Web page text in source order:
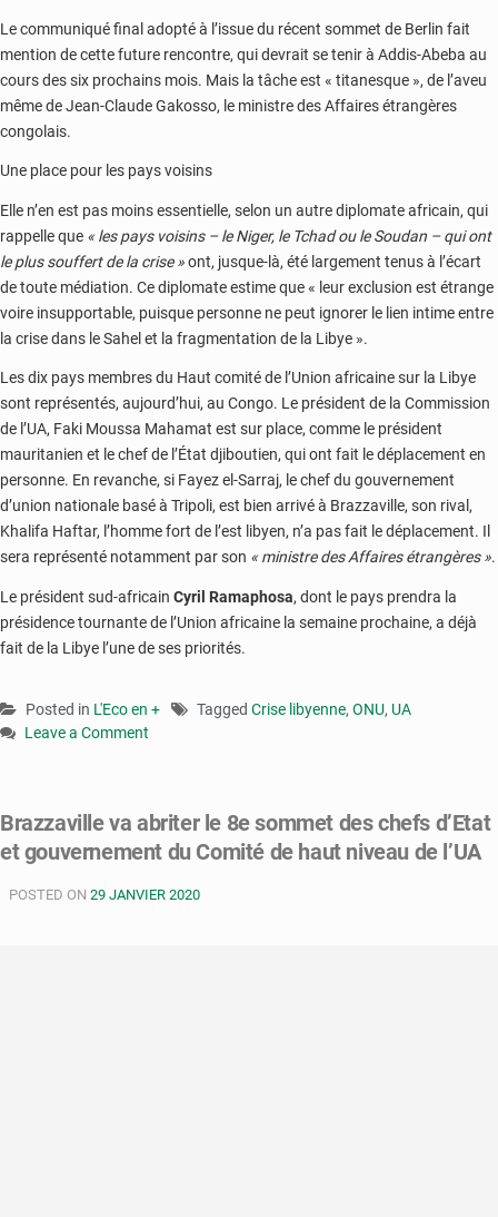
Le communiqué final adopté à l’issue du récent sommet de Berlin fait
mention de cette future rencontre, qui devrait se tenir à Addis-Abeba au
cours des six prochains mois. Mais la tâche est « titanesque », de l’aveu
même de Jean-Claude Gakosso, le ministre des Affaires étrangères
congolais.
Une place pour les pays voisins
Elle n’en est pas moins essentielle, selon un autre diplomate africain, qui
rappelle que « les pays voisins – le Niger, le Tchad ou le Soudan – qui ont
le plus souffert de la crise »ont, jusque-là, été largement tenus à l’écart
de toute médiation. Ce diplomate estime que « leur exclusion est étrange
voire insupportable, puisque personne ne peut ignorer le lien intime entre
la crise dans le Sahel et la fragmentation de la Libye ».
Les dix pays membres du Haut comité de l’Union africaine sur la Libye
sont représentés, aujourd’hui, au Congo. Le président de la Commission
de l’UA, Faki Moussa Mahamat est sur place, comme le président
mauritanien et le chef de l’État djiboutien, qui ont fait le déplacement en
personne. En revanche, si Fayez el-Sarraj, le chef du gouvernement
d’union nationale basé à Tripoli, est bien arrivé à Brazzaville, son rival,
Khalifa Haftar, l’homme fort de l’est libyen, n’a pas fait le déplacement. Il
sera représenté notamment par son « ministre des Affaires étrangères ».
Le président sud-africain Cyril Ramaphosa, dont le pays prendra la
présidence tournante de l’Union africaine la semaine prochaine, a déjà
fait de la Libye l’une de ses priorités.
Posted in L'Eco en + Tagged Crise libyenne, ONU, UA
Leave a Comment
la
crise
au
Brazzaville va abriter le 8e sommet des chefs d’Etat
et gouvernement du Comité de haut niveau de l’UA
POSTED ON 29 JANVIER 2020